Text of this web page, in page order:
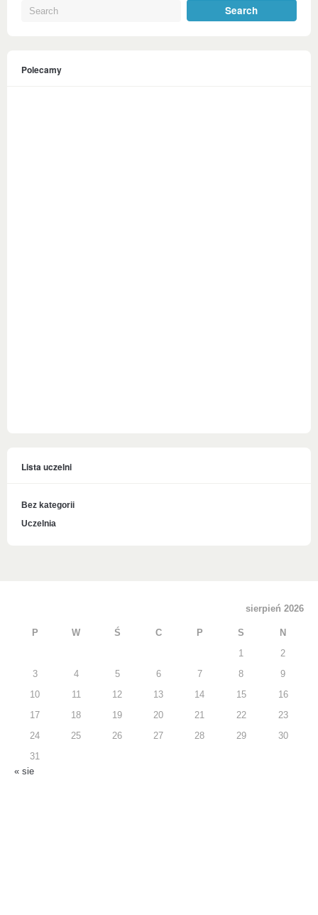
Polecamy
Lista uczelni
Bez kategorii
Uczelnia
sierpień 2026
P W Ś C P S N
1 2
3 4 5 6 7 8 9
10 11 12 13 14 15 16
17 18 19 20 21 22 23
24 25 26 27 28 29 30
31
« sie